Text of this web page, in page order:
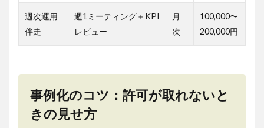
週次運用
伴走
週1ミーティング＋KPI
レビュー
月
次
100,000〜
200,000円
事例化のコツ：許可が取れないと
きの見せ方